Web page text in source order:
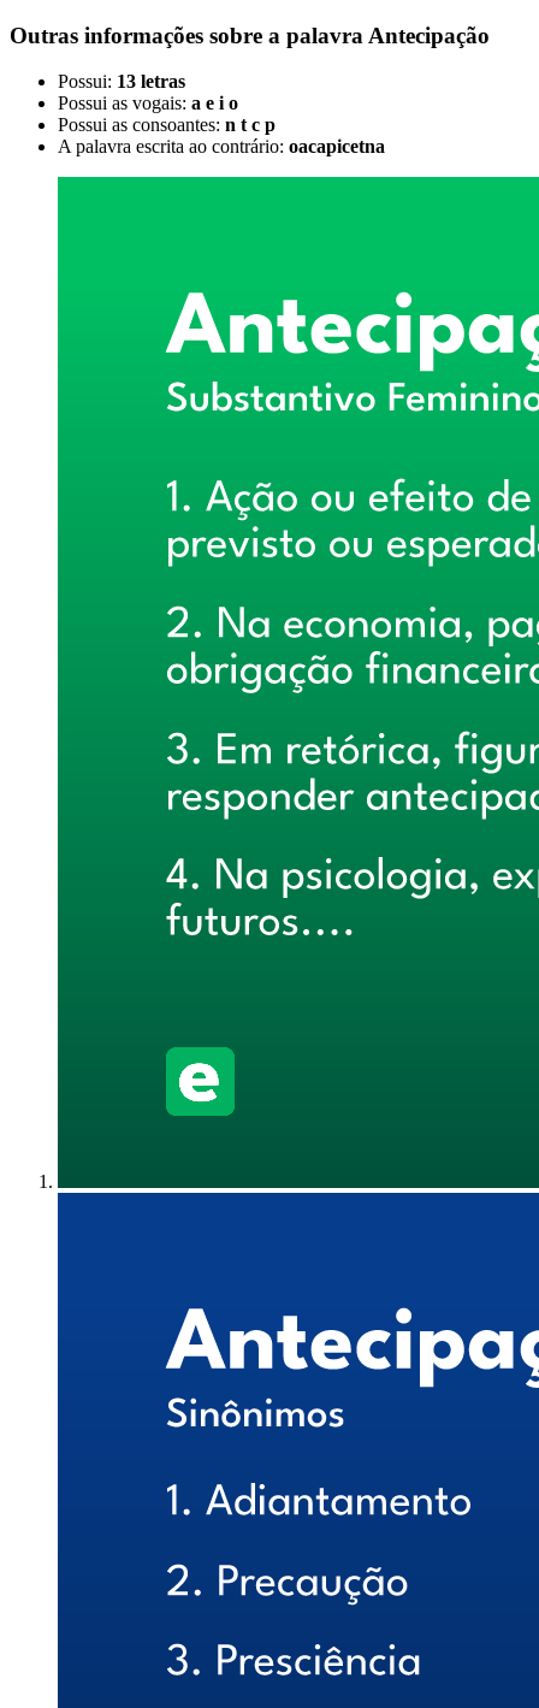
Outras informações sobre a palavra Antecipação
Possui: 13 letras
Possui as vogais: a e i o
Possui as consoantes: n t c p
A palavra escrita ao contrário: oacapicetna